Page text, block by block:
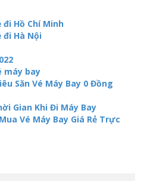
Hồ Chí Minh
đi Hà Nội
máy bay
Săn Vé Máy Bay 0 Đồng
Gian Khi Đi Máy Bay
Vé Máy Bay Giá Rẻ Trực